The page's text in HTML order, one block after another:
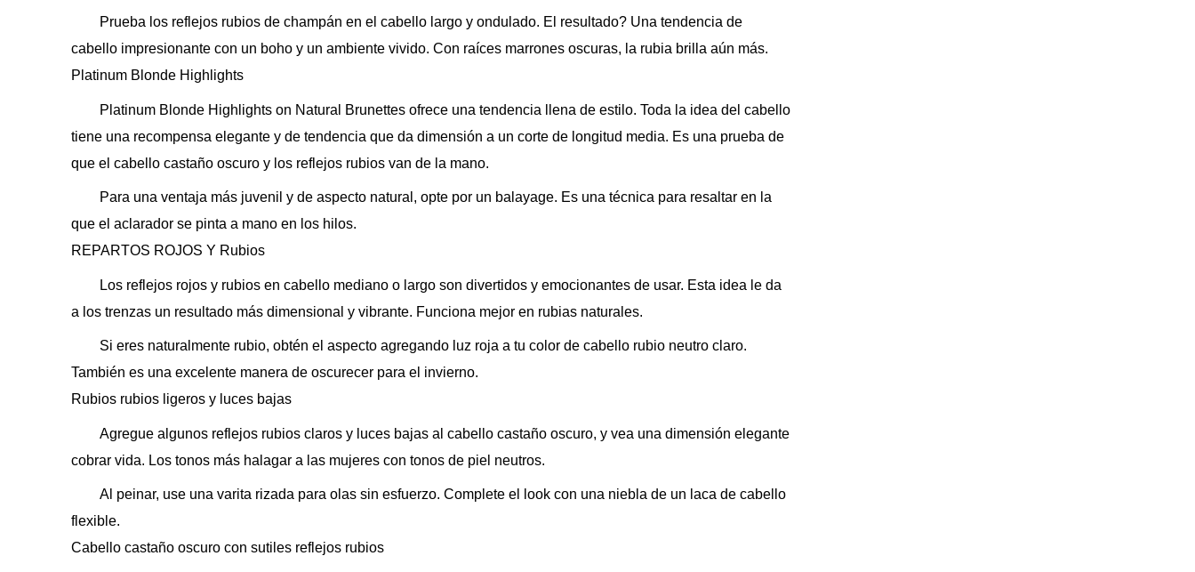
Prueba los reflejos rubios de champán en el cabello largo y ondulado. El resultado? Una tendencia de
cabello impresionante con un boho y un ambiente vivido. Con raíces marrones oscuras, la rubia brilla aún más.
Platinum Blonde Highlights
Platinum Blonde Highlights on Natural Brunettes ofrece una tendencia llena de estilo. Toda la idea del cabello
tiene una recompensa elegante y de tendencia que da dimensión a un corte de longitud media. Es una prueba de
que el cabello castaño oscuro y los reflejos rubios van de la mano.
Para una ventaja más juvenil y de aspecto natural, opte por un balayage. Es una técnica para resaltar en la
que el aclarador se pinta a mano en los hilos.
REPARTOS ROJOS Y Rubios
Los reflejos rojos y rubios en cabello mediano o largo son divertidos y emocionantes de usar. Esta idea le da
a los trenzas un resultado más dimensional y vibrante. Funciona mejor en rubias naturales.
Si eres naturalmente rubio, obtén el aspecto agregando luz roja a tu color de cabello rubio neutro claro.
También es una excelente manera de oscurecer para el invierno.
Rubios rubios ligeros y luces bajas
Agregue algunos reflejos rubios claros y luces bajas al cabello castaño oscuro, y vea una dimensión elegante
cobrar vida. Los tonos más halagar a las mujeres con tonos de piel neutros.
Al peinar, use una varita rizada para olas sin esfuerzo. Complete el look con una niebla de un laca de cabello
flexible.
Cabello castaño oscuro con sutiles reflejos rubios